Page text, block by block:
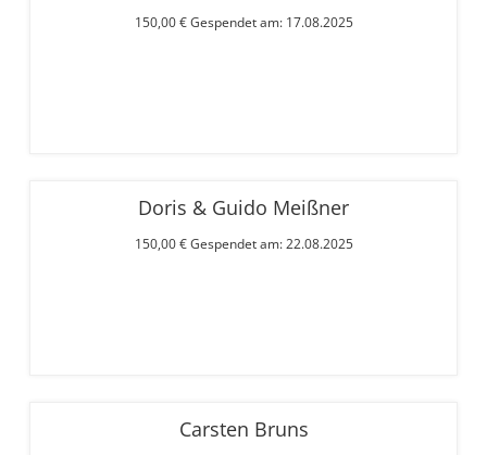
150,00 € Gespendet am: 17.08.2025
Doris & Guido Meißner
150,00 € Gespendet am: 22.08.2025
Carsten Bruns